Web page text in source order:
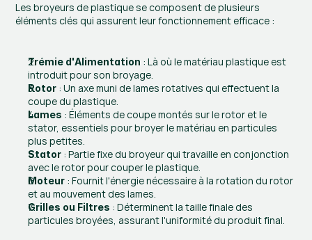
Les broyeurs de plastique se composent de plusieurs
éléments clés qui assurent leur fonctionnement efficace :
Trémie d'Alimentation : Là où le matériau plastique est
introduit pour son broyage.
Rotor : Un axe muni de lames rotatives qui effectuent la
coupe du plastique.
Lames : Éléments de coupe montés sur le rotor et le
stator, essentiels pour broyer le matériau en particules
plus petites.
Stator : Partie fixe du broyeur qui travaille en conjonction
avec le rotor pour couper le plastique.
Moteur : Fournit l'énergie nécessaire à la rotation du rotor
et au mouvement des lames.
Grilles ou Filtres : Déterminent la taille finale des
particules broyées, assurant l'uniformité du produit final.